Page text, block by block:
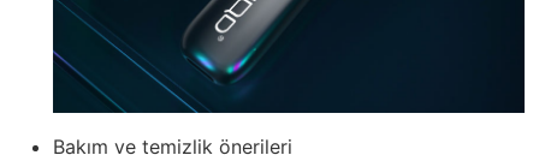
Bakım ve temizlik önerileri